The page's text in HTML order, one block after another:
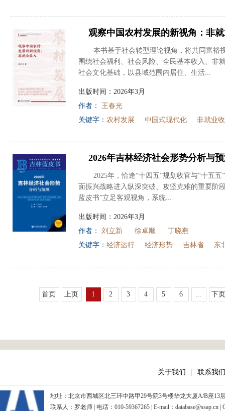
观察中国农村发展的新视角：非
本书基于社会转型理论视角，将共同富裕
围绕社会福利、社会风险、全民基本收入、非
社会文化基础，以县域范围内居住、生活...
出版时间：2026年3月
作者： 王春光
关键字： 农村发展 中国式现代化 非就业
2026年吉林经济社会形势分析与
2025年，恰逢“十四五”规划收官与“十五
面振兴战略进入纵深突破、攻坚克难的重要阶
蓝皮书”立足客观视角，系统...
出版时间：2026年3月
作者： 刘立新 徐卓顺
丁晓燕
关键字： 经济运行 经济形势 吉林省 东
首页 上页 1 2 3 4 5 6 ... 下
关于我们 联系我们
地址：北京市西城区北三环中路甲29号院3号楼华龙大厦A/B座13
联系人：罗老师 | 电话：010-59367265 | E-mail：database@ssap.cn